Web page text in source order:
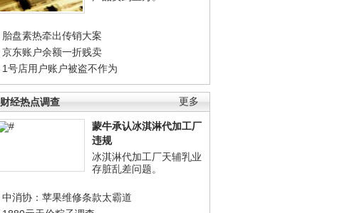
胎盘素热牵出传销大案
京东账户余额一折贱卖
1号店用户账户被盗不作为
更多
财经热点调查
蒙牛承认冰淇淋代加工厂
违规
冰淇淋代加工厂天辅乳业
存脏乱差问题。
中消协：苹果维修条款太霸道